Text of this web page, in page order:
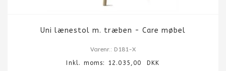
Uni lænestol m. træben - Care møbel
Varenr.: D181-X
Inkl. moms: 12.035,00
DKK